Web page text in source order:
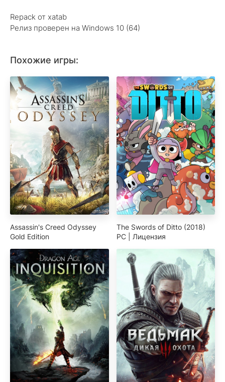
Repack от xatab
Релиз проверен на Windows 10 (64)
Похожие игры:
Assassin's Creed Odyssey
Gold Edition
The Swords of Ditto (2018)
PC | Лицензия